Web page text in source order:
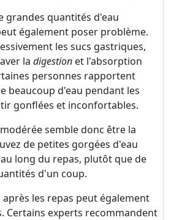
grandes quantités d'eau
également poser problème.
les sucs gastriques,
la digestion et l'absorption
personnes rapportent
beaucoup d'eau pendant les
gonflées et inconfortables.
semble donc être la
de petites gorgées d'eau
long du repas, plutôt que de
d'un coup.
les repas peut également
Certains experts recommandent